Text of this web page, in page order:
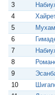
3
4
5
6
7
8
9
10